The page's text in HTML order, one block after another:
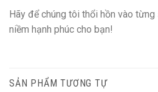
Hãy để chúng tôi thổi hồn vào
niềm hạnh phúc cho bạn!
SẢN PHẨM TƯƠNG TỰ